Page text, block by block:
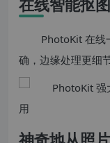
在线智能抠
PhotoKit 在线
确，边缘处理更细节
神奇地从照